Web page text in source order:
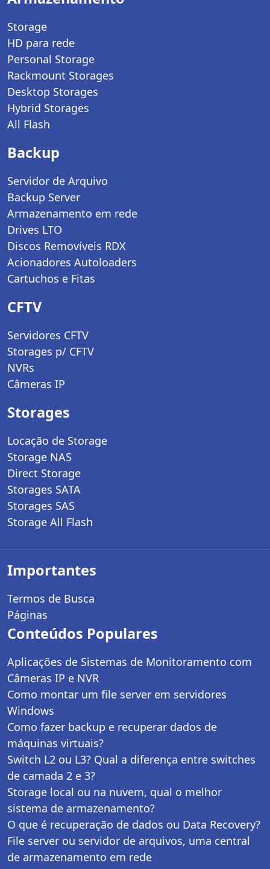
Storage
HD para rede
Personal Storage
Rackmount Storages
Desktop Storages
Hybrid Storages
All Flash
Backup
Servidor de Arquivo
Backup Server
Armazenamento em rede
Drives LTO
Discos Removíveis RDX
Acionadores Autoloaders
Cartuchos e Fitas
CFTV
Servidores CFTV
Storages p/ CFTV
NVRs
Câmeras IP
Storages
Locação de Storage
Storage NAS
Direct Storage
Storages SATA
Storages SAS
Storage All Flash
Importantes
Termos de Busca
Páginas
Conteúdos Populares
Aplicações de Sistemas de Monitoramento com
Câmeras IP e NVR
Como montar um file server em servidores
Windows
Como fazer backup e recuperar dados de
máquinas virtuais?
Switch L2 ou L3? Qual a diferença entre switches
de camada 2 e 3?
Storage local ou na nuvem, qual o melhor
sistema de armazenamento?
O que é recuperação de dados ou Data Recovery?
File server ou servidor de arquivos, uma central
de armazenamento em rede